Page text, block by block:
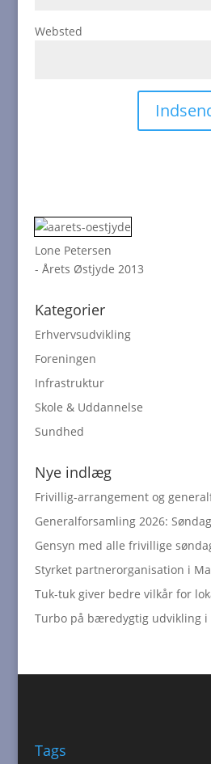
Websted
Lone Petersen
- Årets Østjyde 2013
Kategorier
Erhvervsudvikling
Foreningen
Infrastruktur
Skole & Uddannelse
Sundhed
Nye indlæg
Frivillig-arrangement og
Generalforsamling 2026:
Gensyn med alle frivillige
Styrket partnerorganisation i
Tuk-tuk giver bedre vilkår for
Turbo på bæredygtig udvikling i
Tags